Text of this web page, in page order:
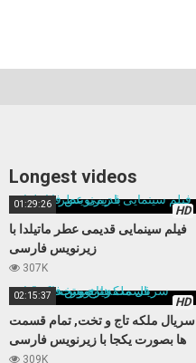
Longest videos
HD
01:29:26
فیلم سینمایی قدیمی عطر ماتیلدا با
زیرنویس فارسی
307K
HD
02:15:37
سریال ملکه تاج و تخت, تمام قسمت
ها بصورت یکجا با زیرنویس فارسی
309K